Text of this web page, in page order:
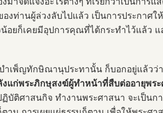
งท่านผู้ล่วงลับไปแล้ว เป็นการประกาศใ
อยก็เคยมีอุปการคุณที่ได้กระทำไว้แล้ว
ำเพ็ญทักษิณานุประทานั้น ก็บอกอยู่แล้วว่
งแก่พระภิกษุสงฆ์ผู้ทำหน้าที่สืบต่ออายุพร
บัติศาสนกิจ ทำงานพระศาสนา จะเป็นก